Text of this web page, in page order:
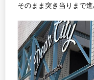
そのまま突き当りまで